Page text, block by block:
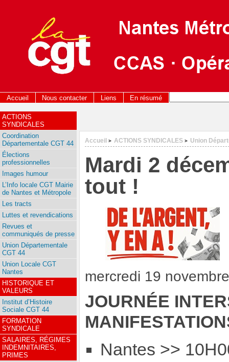
Accueil Nous contacter Liens En résumé
Accueil > ACTIONS SYNDICALES > Union
Mardi 2
tout !
mercredi 19
JOURNÉE
Nantes >>
ACTIONS
SYNDICALES
Coordination
Départementale CGT 44
Élections
professionnelles
Images humour
L’Info locale CGT Mairie
de Nantes et Métropole
Les tracts
Luttes et revendications
Revues et
communiqués de presse
Union Départementale
CGT 44
Union Locale CGT
Nantes
HISTORIQUE ET
VALEURS
Institut d’Histoire
Sociale CGT 44
FORMATION
SYNDICALE
SALAIRES, RÉGIMES
INDEMNITAIRES,
PRIMES